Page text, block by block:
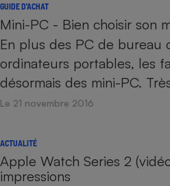
GUIDE D'ACHAT
Mini-PC - Bien choisir son
En plus des PC de bureau
ordinateurs portables, les
désormais des mini-PC.
Le 21 novembre 2016
ACTUALITÉ
Apple Watch Series 2
impressions